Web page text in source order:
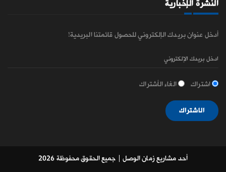
النشرة الإخبارية
أدخل عنوان بريدك الإلكتروني للحصول قائمتنا البريدية!
اشتراك الغاء الأشتراك
الاشتراك
أحد مشاريع زمان الوصل | جميع الحقوق محفوظة 2026